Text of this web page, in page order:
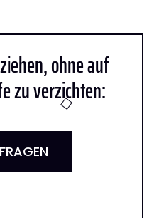
ohne auf
zu verzichten: